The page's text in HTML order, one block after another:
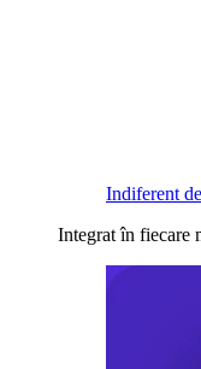
Indiferent
Integrat în fiecare